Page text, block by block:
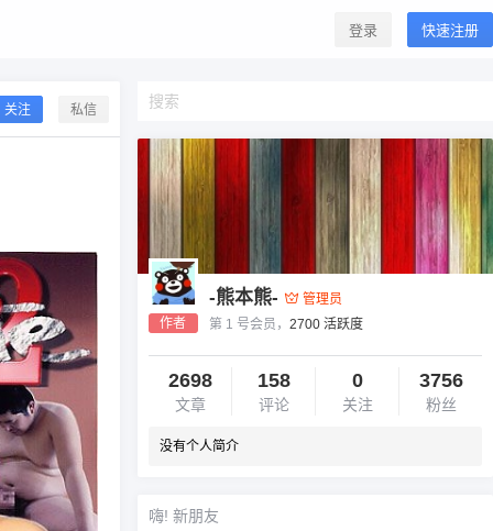
登录 快速注册
关注 私信
作者
-熊本熊-
管理员
第 1 号会员， 2700 活跃度
2698
文章
158
评论
0
关注
3756
粉丝
没有个人简介
嗨! 新朋友